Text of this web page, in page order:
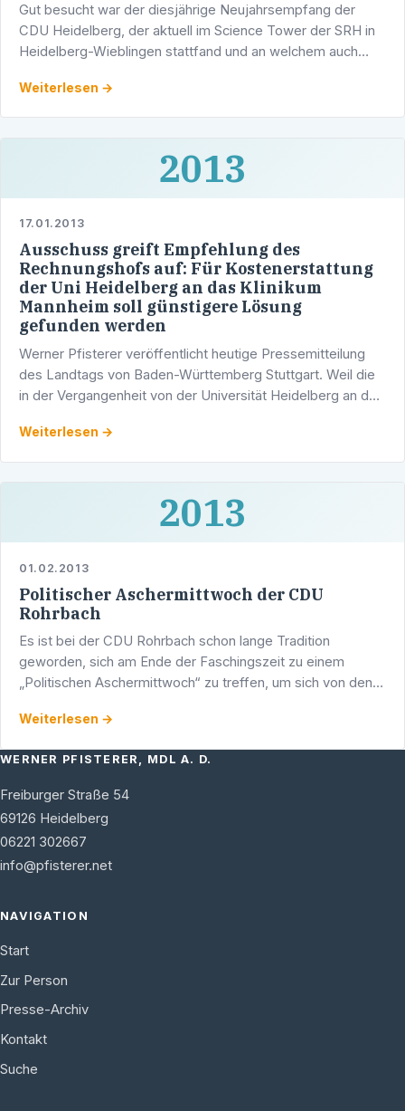
Gut besucht war der diesjährige Neujahrsempfang der
CDU Heidelberg, der aktuell im Science Tower der SRH in
Heidelberg-Wieblingen stattfand und an welchem auch
Weiterlesen →
2013
17.01.2013
Ausschuss greift Empfehlung des
Rechnungshofs auf: Für Kostenerstattung
der Uni Heidelberg an das Klinikum
Mannheim soll günstigere Lösung
gefunden werden
Werner Pfisterer veröffentlicht heutige Pressemitteilung
des Landtags von Baden-Württemberg Stuttgart. Weil die
in der Vergangenheit von der Universität Heidelberg an das
Weiterlesen →
2013
01.02.2013
Politischer Aschermittwoch der CDU
Rohrbach
Es ist bei der CDU Rohrbach schon lange Tradition
geworden, sich am Ende der Faschingszeit zu einem
„Politischen Aschermittwoch“ zu treffen, um sich von den
Bund …
Weiterlesen →
WERNER PFISTERER, MDL A. D.
Freiburger Straße 54
69126 Heidelberg
06221 302667
info@pfisterer.net
NAVIGATION
Start
Zur Person
Presse-Archiv
Kontakt
Suche